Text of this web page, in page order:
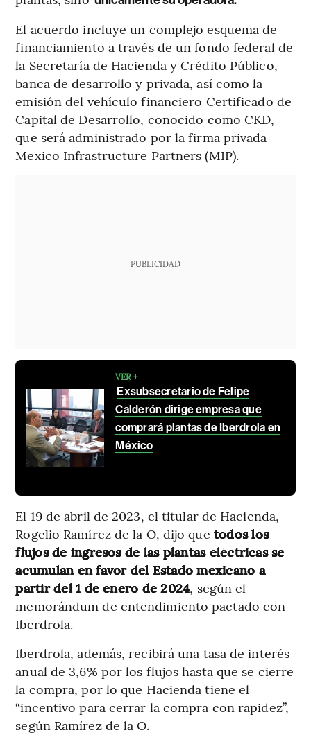
El acuerdo incluye un complejo esquema de
financiamiento a través de un fondo federal de
la Secretaría de Hacienda y Crédito Público,
banca de desarrollo y privada, así como la
emisión del vehículo financiero Certificado de
Capital de Desarrollo, conocido como CKD,
que será administrado por la firma privada
Mexico Infrastructure Partners (MIP).
PUBLICIDAD
VER +
Exsubsecretario de Felipe
Calderón dirige empresa que
comprará plantas de Iberdrola en
México
El 19 de abril de 2023, el titular de Hacienda,
Rogelio Ramírez de la O, dijo que todos los
flujos de ingresos de las plantas eléctricas se
acumulan en favor del Estado mexicano a
partir del 1 de enero de 2024, según el
memorándum de entendimiento pactado con
Iberdrola.
Iberdrola, además, recibirá una tasa de interés
anual de 3,6% por los flujos hasta que se cierre
la compra, por lo que Hacienda tiene el
“incentivo para cerrar la compra con rapidez”,
según Ramírez de la O.